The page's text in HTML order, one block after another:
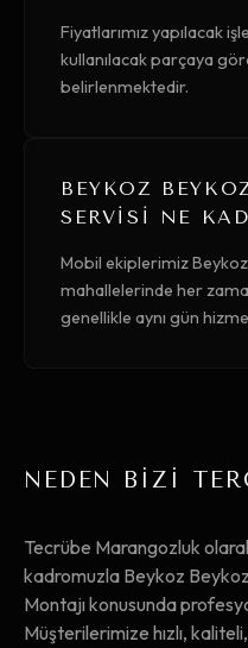
Fiyatlarımız yapılacak
kullanılacak parçaya
belirlenmektedir.
BEYKOZ
SERVISI NE
Mobil ekiplerimiz Beykoz
mahallelerinde her
genellikle aynı gün
NEDEN BİZİ
Tecrübe Marangozluk
kadromuzla Beykoz
Montajı konusunda
Müşterilerimize hızlı,